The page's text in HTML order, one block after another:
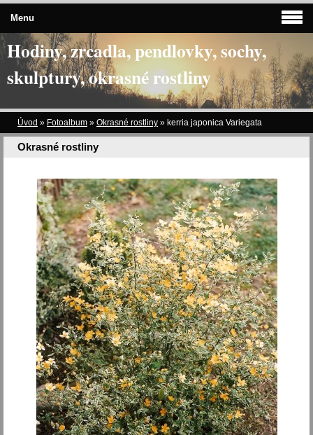
Hodiny, zrcadla, pendlovky, sochy,
skulptury, okrasné rostliny
Úvod » Fotoalbum » Okrasné rostliny » kerria japonica Variegata
Okrasné rostliny
Menu